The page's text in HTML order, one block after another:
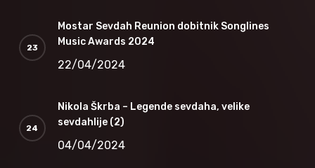
Mostar Sevdah Reunion dobitnik Songlines
Music Awards 2024
22/04/2024
Nikola Škrba – Legende sevdaha, velike
sevdahlije (2)
04/04/2024